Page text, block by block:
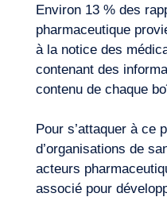
Environ 13 % des
pharmaceutique
à la notice des
contenant des
contenu de chaque
Pour s’attaquer à ce
d’organisations de
acteurs
associé pour